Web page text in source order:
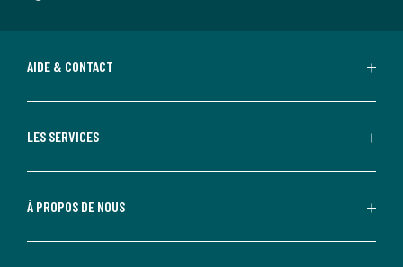
AIDE & CONTACT
LES SERVICES
À PROPOS DE NOUS